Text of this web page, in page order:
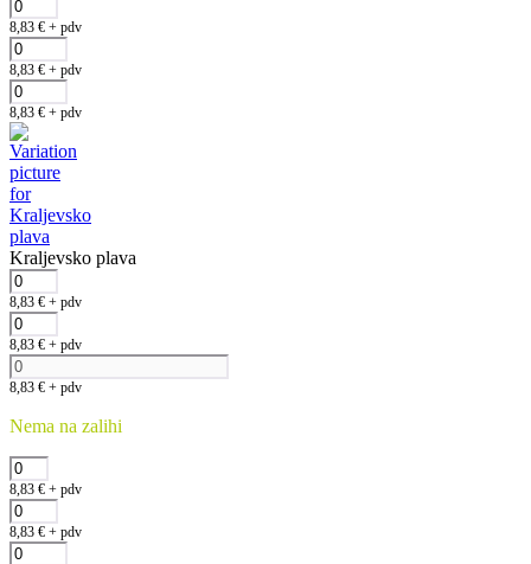
8,83 € + pdv
8,83 € + pdv
8,83 € + pdv
Kraljevsko plava
8,83 € + pdv
8,83 € + pdv
8,83 € + pdv
Nema na zalihi
8,83 € + pdv
8,83 € + pdv